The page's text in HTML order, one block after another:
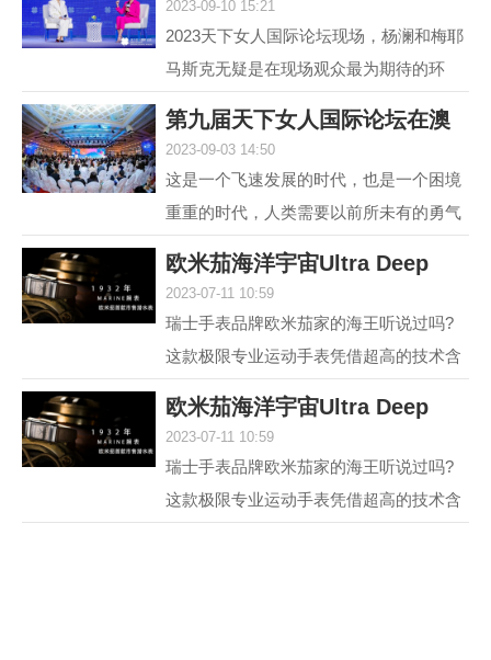
2023-09-10 15:21
2023天下女人国际论坛现场，杨澜和梅耶
马斯克无疑是在现场观众最为期待的环
传奇人生的优秀女性，...
第九届天下女人国际论坛在澳
2023-09-03 14:50
这是一个飞速发展的时代，也是一个困境
重重的时代，人类需要以前所未有的勇气
不可或缺的组成部分...
欧米茄海洋宇宙Ultra Deep
2023-07-11 10:59
瑞士手表品牌欧米茄家的海王听说过吗?
这款极限专业运动手表凭借超高的技术含
议，它就是欧米茄海...
欧米茄海洋宇宙Ultra Deep
2023-07-11 10:59
瑞士手表品牌欧米茄家的海王听说过吗?
这款极限专业运动手表凭借超高的技术含